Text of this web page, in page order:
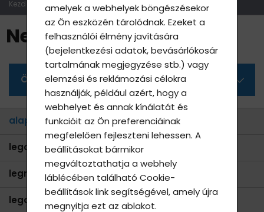
Kezdőlap Termékek webáruház Nespavost
Nespavost
alapértelmezett
legolcsóbb
legnépszerűbb
legdrágább
Összes kategória
amelyek a webhelyek böngészésekor
az Ön eszközén tárolódnak. Ezeket a
felhasználói élmény javítására
(bejelentkezési adatok, bevásárlókosár
tartalmának megjegyzése stb.) vagy
elemzési és reklámozási célokra
használják, például azért, hogy a
webhelyet és annak kínálatát és
funkcióit az Ön preferenciáinak
megfelelően fejleszteni lehessen. A
beállításokat bármikor
megváltoztathatja a webhely
láblécében található Cookie-
beállításoklink segítségével, amely újra
megnyitja ezt az ablakot.